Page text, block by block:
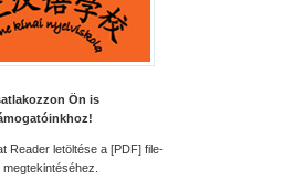
Ön is
Reader letöltése a [PDF] file-
megtekintéséhez.